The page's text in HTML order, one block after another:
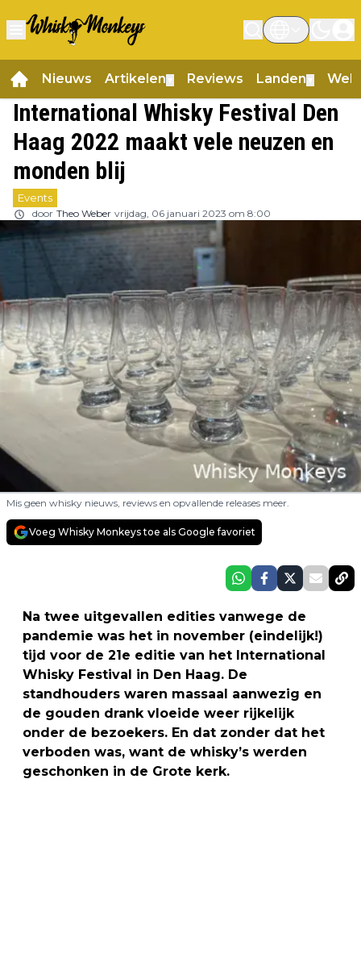
Nieuws Artikelen Reviews Landen
International Whisky Festival Den
Haag 2022 maakt vele neuzen en
monden blij
Events
door Theo Weber vrijdag, 06 januari 2023 om 8:00
Mis geen whisky nieuws, reviews en opvallende releases meer.
Voeg Whisky Monkeys toe als Google favoriet
Na twee uitgevallen edities vanwege de
pandemie was het in november (eindelijk!)
tijd voor de 21e editie van het International
Whisky Festival in Den Haag. De
standhouders waren massaal aanwezig en
de gouden drank vloeide weer rijkelijk
onder de bezoekers. En dat zonder dat het
verboden was, want de whisky’s werden
geschonken in de Grote kerk.